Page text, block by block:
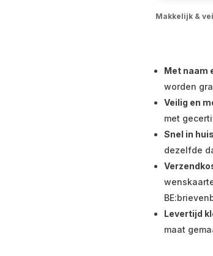
Makkelijk &
Met naam
worden
Veilig en
met
Snel in
dezelfde
Levertijd
maat